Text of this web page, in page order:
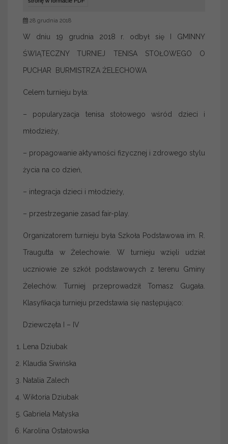
28 grudnia 2018
W dniu 19 grudnia 2018 r. odbył się I GMINNY
ŚWIĄTECZNY TURNIEJ TENISA STOŁOWEGO O
PUCHAR BURMISTRZA ŻELECHOWA
Celem turnieju była:
– popularyzacja tenisa stołowego wśród dzieci i
młodzieży,
– propagowanie aktywności fizycznej i zdrowego stylu
życia na co dzień,
– integracja dzieci i młodzieży,
– przestrzeganie zasad fair-play.
Organizatorem turnieju była Szkoła Podstawowa im. R.
Traugutta w Żelechowie. W turnieju wzięli udział
uczniowie ze szkół podstawowych z terenu Gminy
Żelechów. Turniej przeprowadził Tomasz Gugała.
Klasyfikacja turnieju przedstawia się następująco:
Dziewczęta I – IV
Lena Dziubak
Klaudia Siwińska
Natalia Zalech
Wiktoria Dziubak
Gabriela Matyska
Karolina Ostałowska